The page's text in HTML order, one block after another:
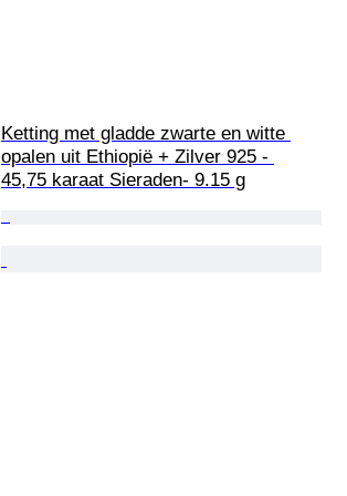
Ketting met gladde zwarte en witte
opalen uit Ethiopië + Zilver 925 -
45,75 karaat Sieraden- 9.15 g